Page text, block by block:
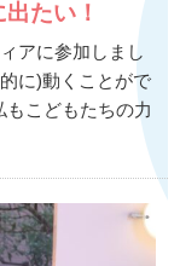
たい！
アに参加しまし
に)動くことがで
こどもたちの力